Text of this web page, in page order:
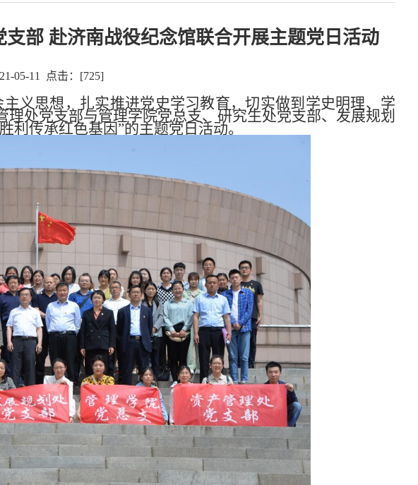
部 赴济南战役纪念馆联合开展主题党日活动
05-11 点击：[725]
义思想，扎实推进党史学习教育，切实做到学史明理、学
处党支部与管理学院党总支、研究生处党支部、发展规划
利传承红色基因”的主题党日活动。